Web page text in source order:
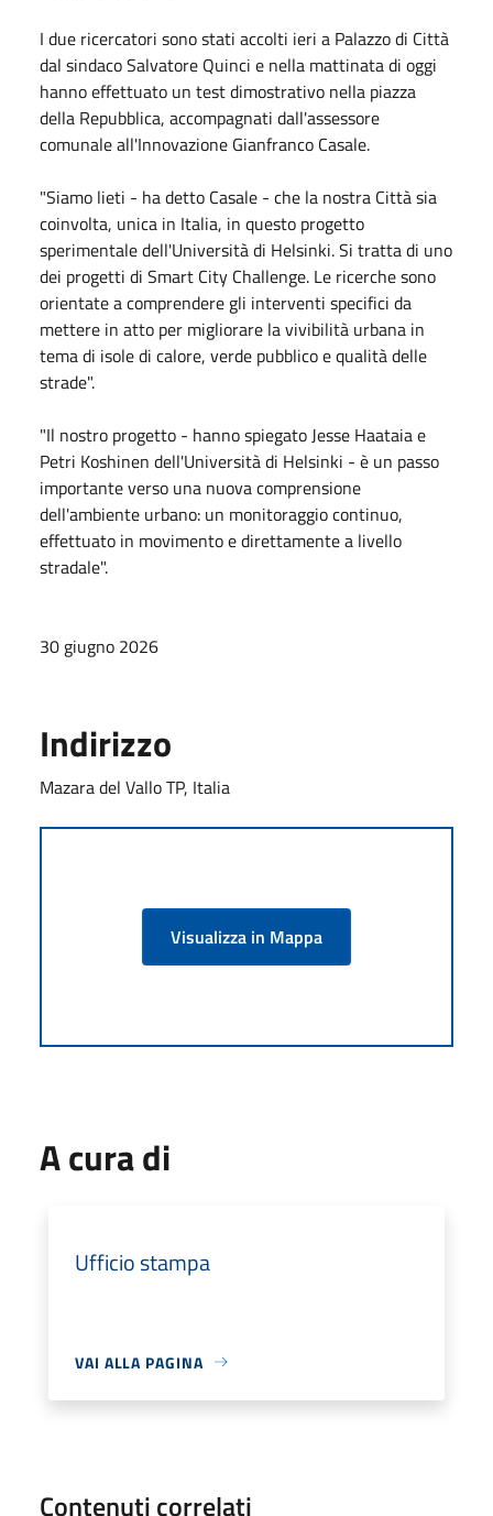
I due ricercatori sono stati accolti ieri a Palazzo di Città
dal sindaco Salvatore Quinci e nella mattinata di oggi
hanno effettuato un test dimostrativo nella piazza
della Repubblica, accompagnati dall'assessore
comunale all'Innovazione Gianfranco Casale.
"Siamo lieti - ha detto Casale - che la nostra Città sia
coinvolta, unica in Italia, in questo progetto
sperimentale dell'Università di Helsinki. Si tratta di uno
dei progetti di Smart City Challenge. Le ricerche sono
orientate a comprendere gli interventi specifici da
mettere in atto per migliorare la vivibilità urbana in
tema di isole di calore, verde pubblico e qualità delle
strade".
"Il nostro progetto - hanno spiegato Jesse Haataia e
Petri Koshinen dell'Università di Helsinki - è un passo
importante verso una nuova comprensione
dell'ambiente urbano: un monitoraggio continuo,
effettuato in movimento e direttamente a livello
stradale".
30 giugno 2026
Indirizzo
Mazara del Vallo TP, Italia
Visualizza in Mappa
A cura di
Ufficio stampa
VAI ALLA PAGINA
Contenuti correlati